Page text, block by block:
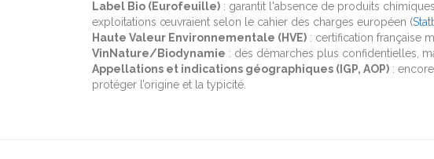
Label Bio (Eurofeuille) : garantit l'absence de produits
exploitations œuvraient selon le cahier des charges européen (
Haute Valeur Environnementale (HVE) : certification française
VinNature/Biodynamie : des démarches plus confidentielles,
Appellations et indications géographiques (IGP, AOP) :
protéger l’origine et la typicité.